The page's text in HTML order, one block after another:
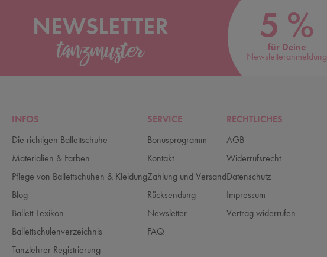
NEWSLETTER 5 %
für Deine
Newsletteranmeldung
INFOS
Die richtigen Ballettschuhe
Materialien & Farben
Pflege von Ballettschuhen & Kleidung
Blog
Ballett-Lexikon
Ballettschulenverzeichnis
Tanzlehrer Registrierung
SERVICE
Bonusprogramm
Kontakt
Zahlung und Versand
Rücksendung
Newsletter
FAQ
RECHTLICHES
AGB
Widerrufsrecht
Datenschutz
Impressum
Vertrag widerrufen